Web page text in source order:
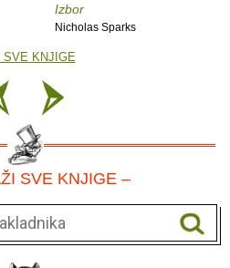
Izbor
Nicholas Sparks
SVE KNJIGE
SVE KNJIGE –